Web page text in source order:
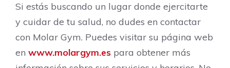
Si estás buscando un lugar donde ejercitarte
y cuidar de tu salud, no dudes en contactar
con Molar Gym. Puedes visitar su página web
en www.molargym.es para obtener más